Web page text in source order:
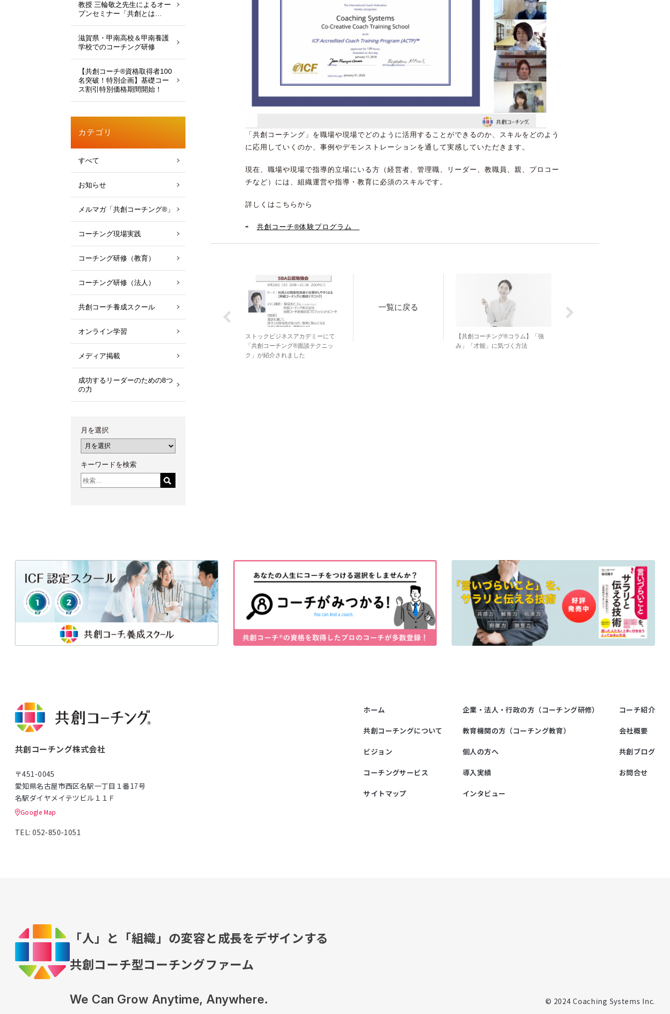
「共創コーチング」を職場や現場でどのように活用することができるのか、スキルをどのよう
に応用していくのか、事例やデモンストレーションを通して実感していただきます。
現在、職場や現場で指導的立場にいる方（経営者、管理職、リーダー、教職員、親、プロコー
チなど）には、組織運営や指導・教育に必須のスキルです。
詳しくはこちらから
⇨ 共創コーチ®︎体験プログラム
ストックビジネスアカデミーにて
「共創コーチング®面談テクニッ
ク」が紹介されました
一覧に戻る
【共創コーチング®︎コラム】「強
み」「才能」に気づく方法
教授 三輪敬之先生によるオー
プンセミナー「共創とは…
滋賀県・甲南高校＆甲南養護
学校でのコーチング研修
【共創コーチ®資格取得者100
名突破！特別企画】基礎コー
ス割引特別価格期間開始！
カテゴリ
すべて
お知らせ
メルマガ「共創コーチング®」
コーチング現場実践
コーチング研修（教育）
コーチング研修（法人）
共創コーチ養成スクール
オンライン学習
メディア掲載
成功するリーダーのための8つ
の力
月を選択
キーワードを検索
共創コーチング株式会社
〒451-0045
愛知県名古屋市西区名駅一丁目１番17号
名駅ダイヤメイテツビル１１Ｆ
Google Map
TEL: 052-850-1051
ホーム 企業・法人・行政の方（コーチング研修） コーチ紹介
共創コーチングについて 教育機関の方（コーチング教育） 会社概要
ビジョン 個人の方へ 共創ブログ
コーチングサービス 導入実績 お問合せ
サイトマップ インタビュー
「人」と「組織」の変容と成長をデザインする
共創コーチ型コーチングファーム
We Can Grow Anytime, Anywhere. © 2024 Coaching Systems Inc.